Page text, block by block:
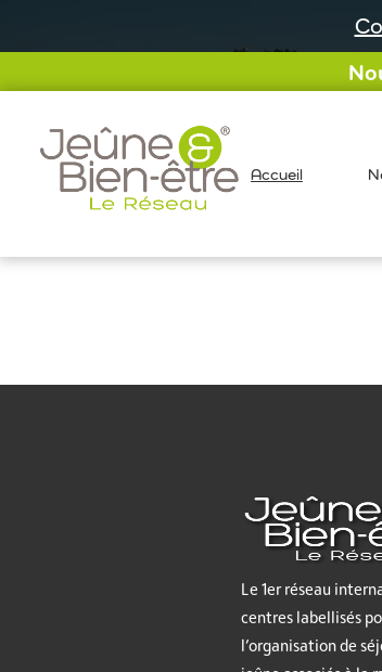
Accueil
Le 1er réseau
centres labellisés
l’organisation de